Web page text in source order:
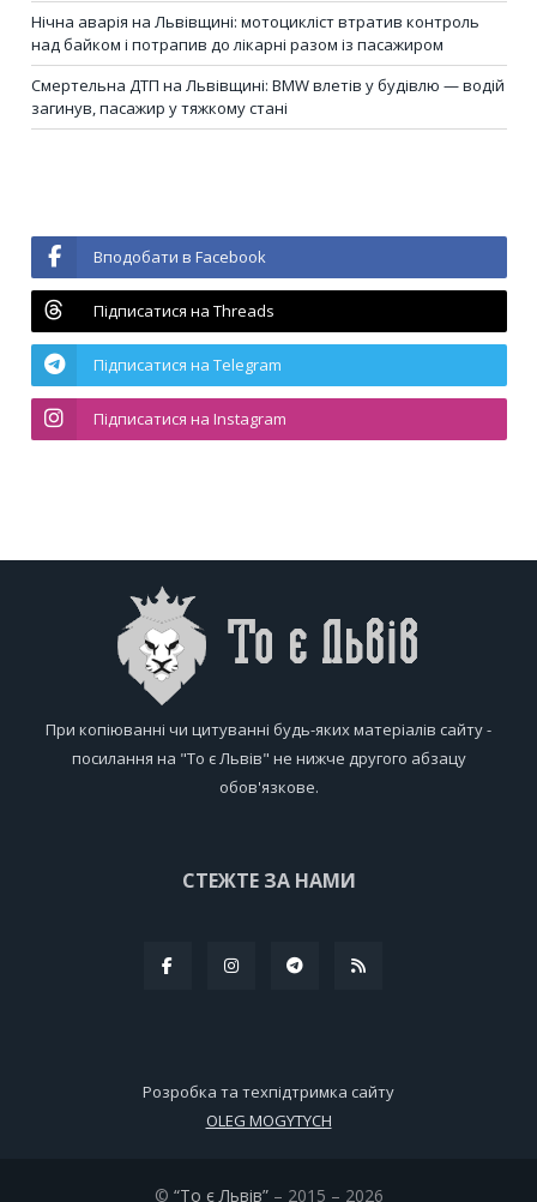
Нічна аварія на Львівщині: мотоцикліст втратив контроль
над байком і потрапив до лікарні разом із пасажиром
Смертельна ДТП на Львівщині: BMW влетів у будівлю — водій
загинув, пасажир у тяжкому стані
Вподобати в Facebook
Підписатися на Threads
Підписатися на Telegram
Підписатися на Instagram
При копіюванні чи цитуванні будь-яких матеріалів сайту -
посилання на "То є Львів" не нижче другого абзацу
обов'язкове.
СТЕЖТЕ ЗА НАМИ
Розробка та техпідтримка сайту
OLEG MOGYTYCH
© “То є Львів”– 2015 – 2026